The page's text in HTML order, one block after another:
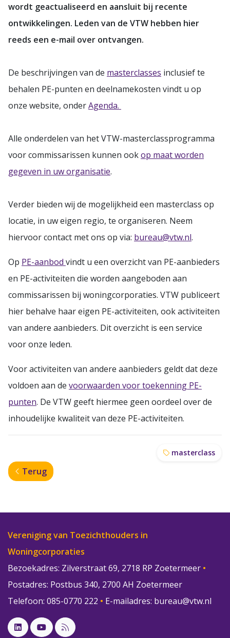
wordt geactualiseerd en aansluit bij recente
ontwikkelingen. Leden van de VTW hebben hier
reeds een e-mail over ontvangen.
De beschrijvingen van de masterclasses inclusief te
behalen PE-punten en deelnamekosten vindt u op
onze website, onderAgenda.
Alle onderdelen van het VTW-masterclassprogramma
voor commissarissen kunnen ookop maat worden
gegeven in uw organisatie.
Verder bieden wij de mogelijkheid een masterclass op
locatie, in uw eigen regio, te organiseren. Neem
hiervoor contact met ons op via: bureau@vtw.nl.
Op PE-aanbod vindt u een overzicht van PE-aanbieders
en PE-activiteiten die worden aangeboden aan
commissarissen bij woningcorporaties. VTW publiceert
hier behalve haar eigen PE-activiteiten, ook activiteiten
van andere aanbieders. Dit overzicht is een service
voor onze leden.
Voor activiteiten van andere aanbieders geldt dat deze
voldoen aan de voorwaarden voor toekenning PE-
punten. De VTW geeft hiermee geen oordeel over de
inhoudelijke kwaliteit van deze PE-activiteiten.
masterclass
Terug
Vereniging van Toezichthouders in
Woningcorporaties
Bezoekadres: Zilverstraat 69, 2718 RP Zoetermeer •
Postadres: Postbus 340, 2700 AH Zoetermeer
Telefoon: 085-0770 222 • E-mailadres: bureau@vtw.nl